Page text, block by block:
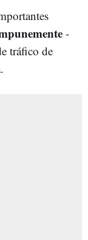
-
tráfico de